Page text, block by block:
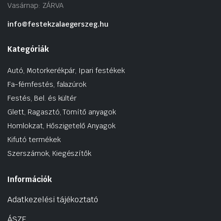
Vasárnap: ZÁRVA
info@festekzalaegerszeg.hu
Kategóriák
Autó, Motorkerékpár, Ipari festékek
Fa-fémfestés, falazúrok
Festés, Bel. és kültér
Glett, Ragasztó, Tömítő anyagok
Homlokzat, Hőszigetelő Anyagok
Kifutó termékek
Szerszámok, Kiegészítők
Információk
Adatkezelési tájékoztató